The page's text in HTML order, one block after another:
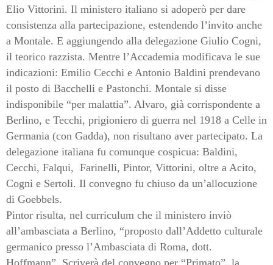
Elio Vittorini. Il ministero italiano si adoperò per dare
consistenza alla partecipazione, estendendo l’invito anche
a Montale. E aggiungendo alla delegazione Giulio Cogni,
il teorico razzista. Mentre l’Accademia modificava le sue
indicazioni: Emilio Cecchi e Antonio Baldini prendevano
il posto di Bacchelli e Pastonchi. Montale si disse
indisponibile “per malattia”. Alvaro, già corrispondente a
Berlino, e Tecchi, prigioniero di guerra nel 1918 a Celle in
Germania (con Gadda), non risultano aver partecipato. La
delegazione italiana fu comunque cospicua: Baldini,
Cecchi, Falqui, Farinelli, Pintor, Vittorini, oltre a Acito,
Cogni e Sertoli. Il convegno fu chiuso da un’allocuzione
di Goebbels.
Pintor risulta, nel curriculum che il ministero inviò
all’ambasciata a Berlino, “proposto dall’Addetto culturale
germanico presso l’Ambasciata di Roma, dott.
Hoffmann”. Scriverà del convegno per “Primato”, la